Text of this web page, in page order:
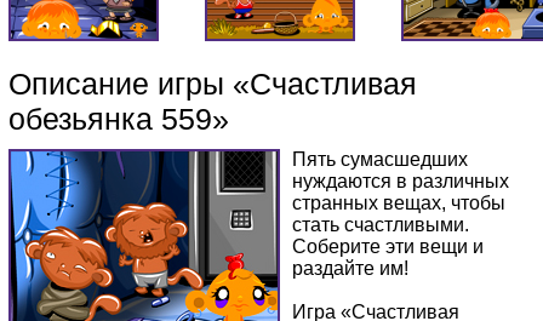
Описание игры «Счастливая
обезьянка 559»
Пять сумасшедших
нуждаются в различных
странных вещах, чтобы
стать счастливыми.
Соберите эти вещи и
раздайте им!
Игра «Счастливая